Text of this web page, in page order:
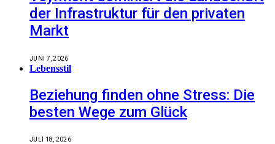
der Infrastruktur für den privaten
Markt
JUNI 7, 2026
Lebensstil
Beziehung finden ohne Stress: Die
besten Wege zum Glück
JULI 18, 2026